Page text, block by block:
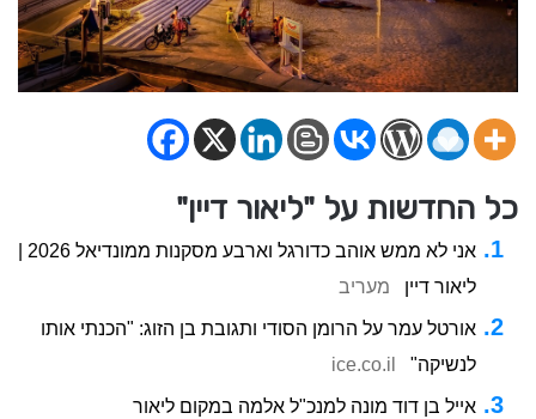
כל החדשות על "ליאור דיין"
ליאור דיין
מעריב
אורטל עמר על הרומן הסודי ותגובת בן הזוג: "הכנתי אותו
לנשיקה"
ice.co.il
אייל בן דוד מונה למנכ"ל אלמה במקום ליאור